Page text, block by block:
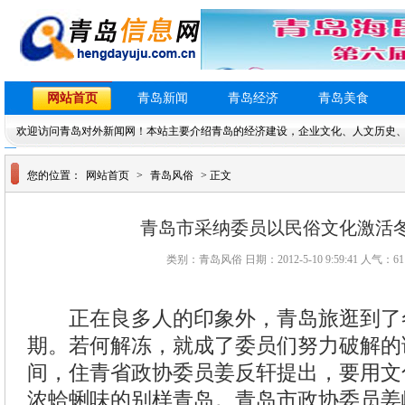
网站首页 青岛新闻 青岛经济 青岛美食
欢迎访问青岛对外新闻网！本站主要介绍青岛的经济建设，企业文化、人文历史
您的位置： 网站首页 > 青岛风俗 > 正文
青岛市采纳委员以民俗文化激活
类别：青岛风俗 日期：2012-5-10 9:59:41 人气： 61
正在良多人的印象外，青岛旅逛到了
期。若何解冻，就成了委员们努力破解
间，住青省政协委员姜反轩提出，要用
浓蛤蜊味的别样青岛。青岛市政协委员